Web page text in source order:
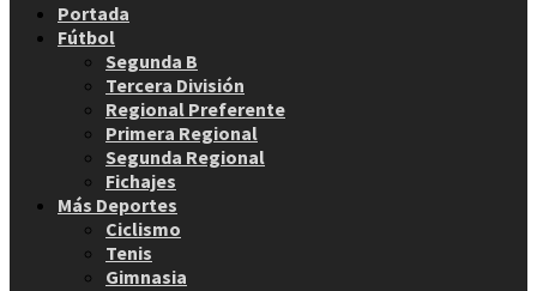
Portada
Fútbol
Segunda B
Tercera División
Regional Preferente
Primera Regional
Segunda Regional
Fichajes
Más Deportes
Ciclismo
Tenis
Gimnasia